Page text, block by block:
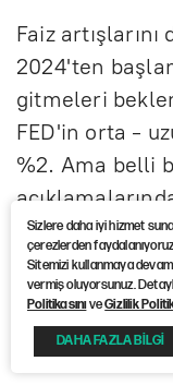
Faiz
2024'ten
gitmeleri
FED'in orta -
%2. Ama belli
süre reel faizi
faizi devam
Ekonomideki
yükselen
bakımdan
Sizlere daha iyi hizmet
çerezlerden
Sitemizi kullanmaya
vermiş oluyorsunuz.
PolitikasınıveGizlilik
DAHA FAZLA BİLGİ